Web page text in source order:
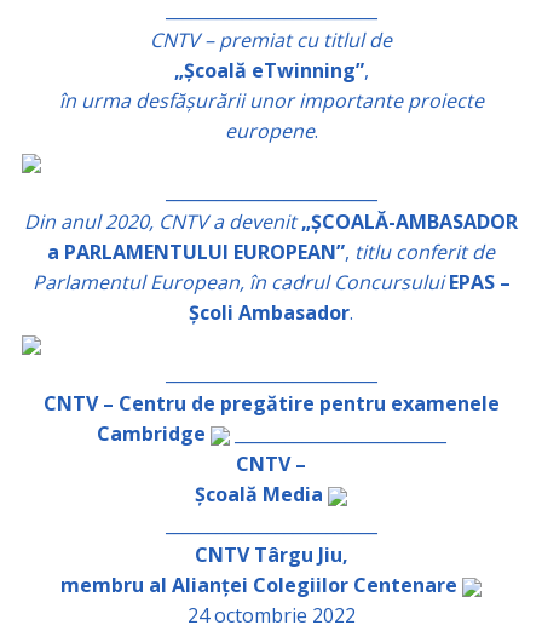
CNTV – premiat cu titlul de
„Școală eTwinning”,
în urma desfășurării unor importante proiecte
europene.
Din anul 2020, CNTV a devenit „ȘCOALĂ-AMBASADOR
a PARLAMENTULUI EUROPEAN”, titlu conferit de
Parlamentul European, în cadrul Concursului EPAS –
Școli Ambasador.
CNTV – Centru de pregătire pentru examenele
Cambridge
_________________________
CNTV –
Școală Media
CNTV Târgu Jiu,
membru al Alianței Colegiilor Centenare
24 octombrie 2022